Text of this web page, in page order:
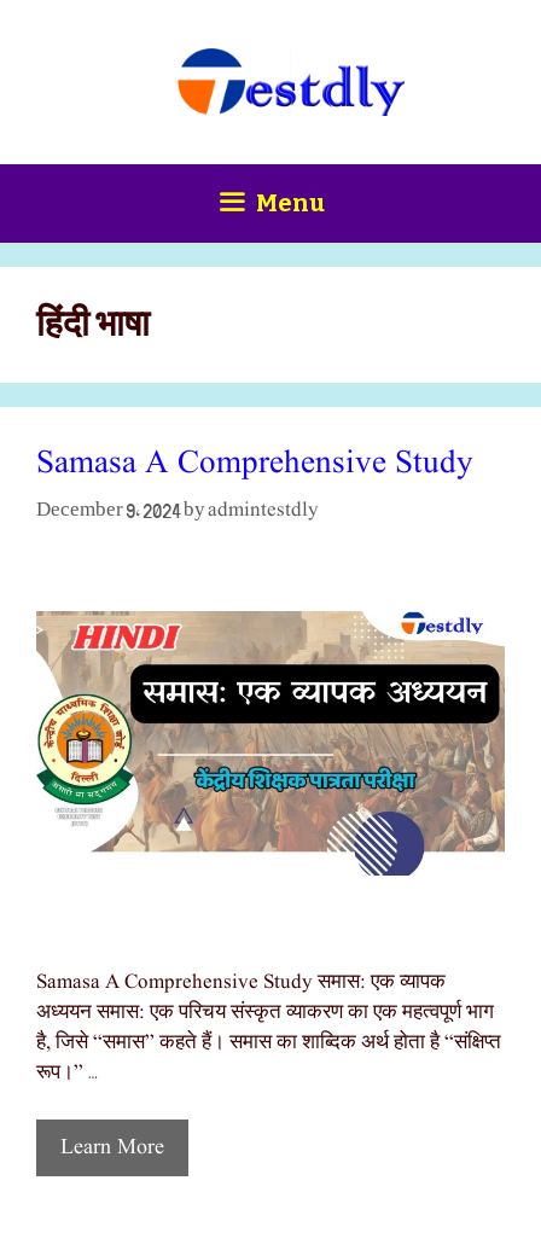
Menu
हिंदी भाषा
Samasa A Comprehensive Study
December 9, 2024 byadmintestdly
Samasa A Comprehensive Study समास: एक व्यापक
अध्ययन समास: एक परिचय संस्कृत व्याकरण का एक महत्वपूर्ण भाग
है, जिसे “समास” कहते हैं। समास का शाब्दिक अर्थ होता है “संक्षिप्त
रूप।” …
Learn More